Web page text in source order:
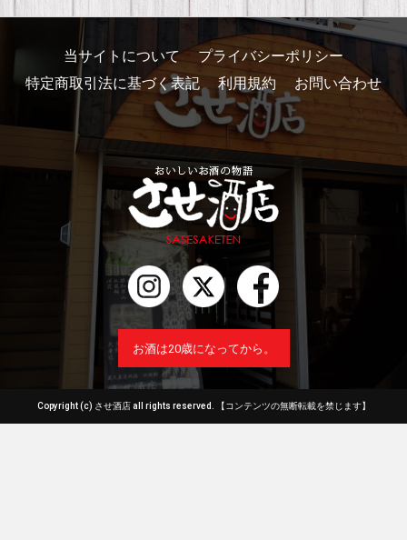
当サイトについて
プライバシーポリシー
特定商取引法に基づく表記
利用規約 お問い合わせ
お酒は20歳になってから。
Copyright (c) させ酒店 all rights reserved. 【コンテンツの無断転載を禁じます】